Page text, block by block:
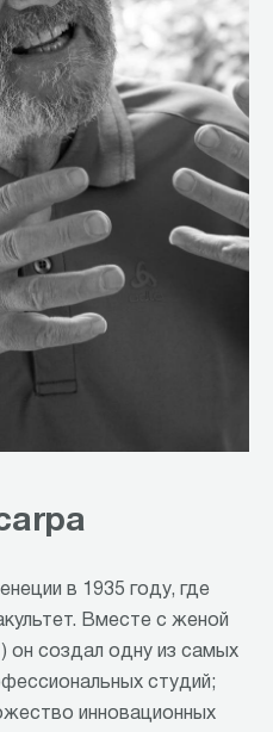
в 1935 году, где
Вместе с женой
он создал одну из самых
студий;
инновационных